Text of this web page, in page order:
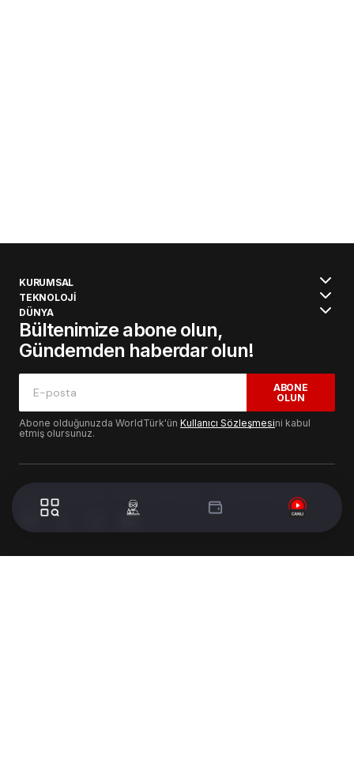
KURUMSAL
TEKNOLOJİ
DÜNYA
Bültenimize abone olun,
Gündemden haberdar olun!
ABONE
OLUN
Abone olduğunuzda WorldTürk'ün Kullanıcı Sözleşmesini kabul
etmiş olursunuz.
© 2024 WorldTurk. Tüm Hakları Saklıdır. - Tasarım & Geliştirme :
Volion's